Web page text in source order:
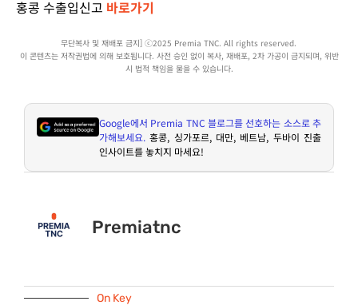
홍콩 수출입신고 바로가기
무단복사 및 재배포금지] ⓒ2025 Premia TNC. All rights reserved.
이 콘텐츠는 저작권법에 의해 보호됩니다. 사전 승인 없이 복사, 재배포, 2차 가공이 금지되며, 위반
시 법적 책임을 물을 수 있습니다.
Google에서 Premia TNC블로그를 선호하는 소스로 추
가해보세요. 홍콩, 싱가포르, 대만, 베트남, 두바이 진출
인사이트를 놓치지 마세요!
Premiatnc
On Key